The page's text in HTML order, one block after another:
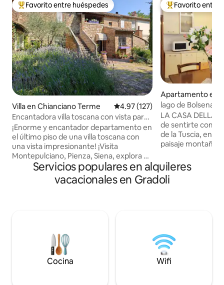
Favorito entre huéspedes preferido
Favorito entre huéspedes
Villa en Chianciano Terme Calificación promedio: 4.97 de
4.97 (127)
Encantadora villa toscana con vista para
familiares y amigos
¡Enorme y encantador departamento en
el último piso de una villa toscana con
una vista impresionante! ¡Visita
Montepulciano, Pienza, Siena, explora el
campo, los viñedos y las aguas termales,
haz senderismo o monta en bicicleta
eléctrica, pasea o conduce! Dos amplias
Podemos organizar visitas a bodegas y
degustaciones, clases de cocina y cenas
privadas. ¡NUEVA bañera de hidromasaje
frente a la verde cima de la colina! ¡Vive
Favorito entre
Favorito entre
Apartamento en
lago de Bolsena,
DELLA NONNA
LA CASA DELLA
de sentirte como
de la Tuscia, en
paisaje
para quienes
cocina auténtica y
casa es
sótano. PARA EVENTOS LOCALES, VEA
TODAS LAS
Servicios populares en alquileres
vacacionales en Gradoli
Cocina Wifi